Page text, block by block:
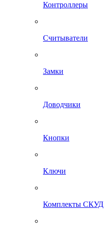
Контроллеры
Считыватели
Замки
Доводчики
Кнопки
Ключи
Комплекты СКУД